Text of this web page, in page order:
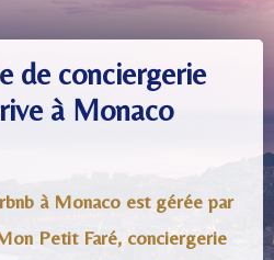
de conciergerie
à Monaco
à Monaco est gérée par
Petit Faré, conciergerie